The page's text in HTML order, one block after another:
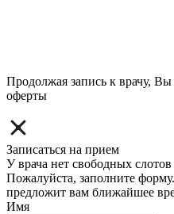
Продолжая запись к врачу, Вы
оферты
Записаться на прием
У врача нет свободных
Пожалуйста, заполните
предложит вам ближайшее
Имя